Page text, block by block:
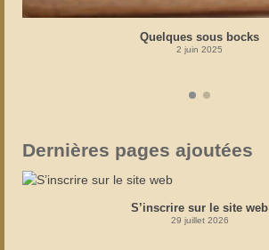
Quelques sous bocks
2 juin 2025
Dernières pages ajoutées
S’inscrire sur le site web
29 juillet 2026